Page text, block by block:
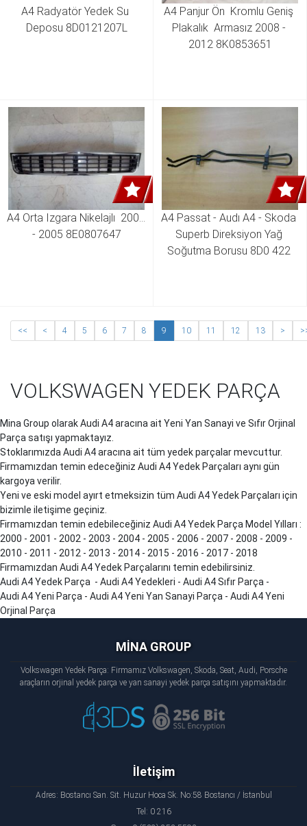
A4 Radyatör Yedek Su
Deposu 8D0121207L
A4 Panjur Ön  Kromlu Geniş
Plakalık  Armasız 2008 -
2012 8K0853651
A4 Orta Izgara Nikelajlı  2001
- 2005 8E0807647
A4 Passat - Audı A4 - Skoda
Superb Direksiyon Yağ
Soğutma Borusu 8D0 422
<< < 4 5 6 7 8 9 10 11 12 13 >
VOLKSWAGEN YEDEK PARÇA
Mina Group olarak Audi A4aracına ait Yeni Yan Sanayi ve Sıfır Orjinal
Parça satışı yapmaktayız.
Stoklarımızda Audi A4aracına ait tüm yedek parçalar mevcuttur.
Firmamızdan temin edeceğiniz Audi A4Yedek Parçaları aynı gün
kargoya verilir.
Yeni ve eski model ayırt etmeksizin tüm Audi A4Yedek Parçaları için
bizimle iletişime geçiniz.
Firmamızdan temin edebileceğiniz Audi A4Yedek Parça Model Yılları :
2000 - 2001 - 2002 - 2003 - 2004 - 2005 - 2006 - 2007 - 2008 - 2009 -
2010 - 2011 - 2012 - 2013 - 2014 - 2015 - 2016 - 2017 - 2018
Firmamızdan Audi A4Yedek Parçalarını temin edebilirsiniz.
Audi A4Yedek Parça - Audi A4Yedekleri - Audi A4Sıfır Parça -
Audi A4Yeni Parça - Audi A4Yeni Yan Sanayi Parça - Audi A4Yeni
Orjinal Parça
MİNA GROUP
Volkswagen Yedek Parça: Firmamız Volkswagen, Skoda, Seat, Audi, Porsche
araçların orjinal yedek parça ve yan sanayi yedek parça satışını yapmaktadır.
İletişim
Adres: Bostancı San. Sit. Huzur Hoca Sk. No:58 Bostancı / İstanbul
Tel: 0 216